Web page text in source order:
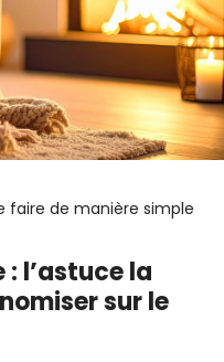
faire de manière simple
l’astuce la
sur le